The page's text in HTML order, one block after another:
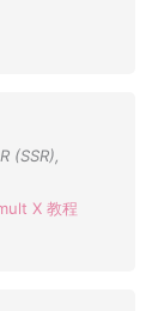
(SSR),
X 教程